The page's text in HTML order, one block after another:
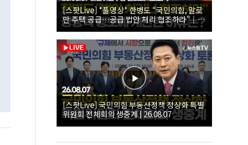
[스팟Live] *풀영상* 한병도 “국민의힘, 말로
만 주택 공급…공급 법안 처리 협조하라”｜
26.08.07 더불어민주당 원내대책회의
[스팟Live] 국민의힘 부동산정책 정상화 특별
위원회 전체회의 생중계 | 26.08.07